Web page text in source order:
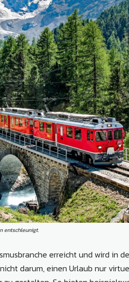
entschleunigt.
erreicht und wird in
darum, einen Urlaub nur